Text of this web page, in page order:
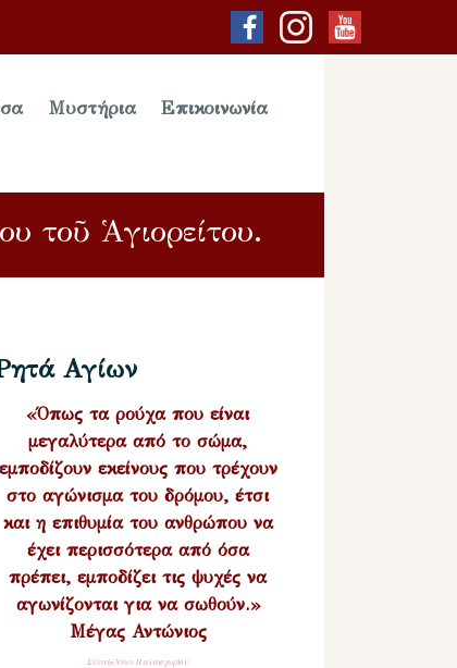
Μυστήρια Επικοινωνία
τοῦ Ἁγιορείτου.
Αγίων
«Όπως τα ρούχα που είναι
μεγαλύτερα από το σώμα,
εμποδίζουν εκείνους που τρέχουν
στο αγώνισμα του δρόμου, έτσι
και η επιθυμία του ανθρώπου να
έχει περισσότερα από όσα
πρέπει, εμποδίζει τις ψυχές να
αγωνίζονται για να σωθούν.»
Μέγας Αντώνιος
Σύναξη Νέων Παλαιοχωρίου